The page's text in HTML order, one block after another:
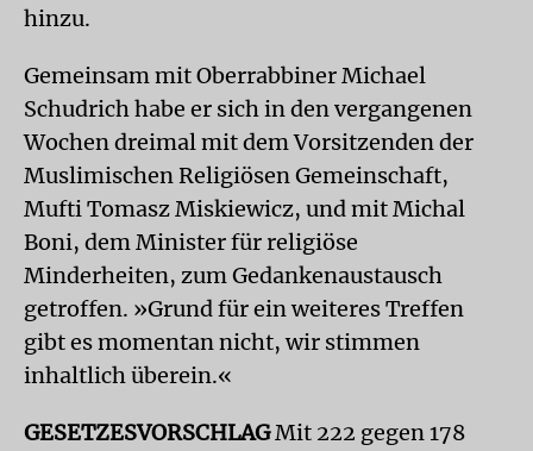
hinzu.
Gemeinsam mit Oberrabbiner Michael
Schudrich habe er sich in den vergangenen
Wochen dreimal mit dem Vorsitzenden der
Muslimischen Religiösen Gemeinschaft,
Mufti Tomasz Miskiewicz, und mit Michal
Boni, dem Minister für religiöse
Minderheiten, zum Gedankenaustausch
getroffen. »Grund für ein weiteres Treffen
gibt es momentan nicht, wir stimmen
inhaltlich überein.«
GESETZESVORSCHLAGMit 222 gegen 178